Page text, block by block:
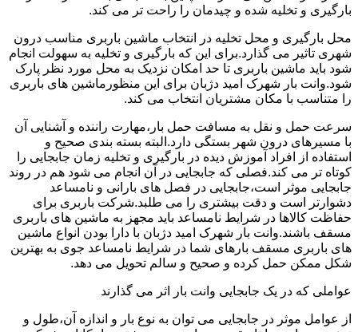
بارگیری و تخلیه شده و چیدمان را راحت تر می کند.
محل بارگیری و محل تخلیه در انتخاب ماشین باربری مناسب درون
شهری تاثیر می گذارد.برای این که بارگیری و تخلیه به سهولت انجام
شود باید ماشین باربری تا حد امکان نزدیک به محل مورد نظر پارک
شود.وانت بار شهرک امید دژبان برای این منظورماشین های باربری
را متناسب با مکان مشتریان انتخاب می کند.
سرعت حمل و نقل به مسافت حمل بار،مهارت راننده و آشنایی آن
با مسیرهای درون شهر بستگی دارد.البته بسته بندی صحیح و
استفاده از افراد آموزش دیده در بارگیری و تخلیه زمان جابجایی را
کوتاه تر می کند.فصلی که جابجایی در آن انجام می شود هم در روند
جابجایی موثر است،جابجایی در فصل های بارانی و نامساعد
دشوارتر است و دقت بیشتری را می طلبد.شرکت باربری برای
حفاظت کالاها در شرایط نامساعد باید مجهز به ماشین های باربری
مسقف باشند.وانت بار شهرک امید دژبان با دارا بودن انواع ماشین
های باربری مسقف بارهای شما در شرایط نامساعد جوی به بهترین
شکل ممکن حمل کرده و صحیح و سالم تحویل می دهد.
عواملی که در یک جابجایی وانت بار اثر می گذارند
از عوامل موثر در جابجایی می توان به نوع بار و اندازه آن،طول و